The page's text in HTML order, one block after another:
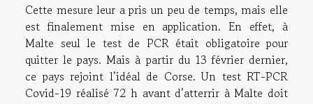
Cette mesure leur a pris un peu de temps, mais elle
est finalement mise en application. En effet, à
Malte seul le test de PCR était obligatoire pour
quitter le pays. Mais à partir du 13 février dernier,
ce pays rejoint l’idéal de Corse. Un test RT-PCR
Covid-19 réalisé 72 h avant d’atterrir à Malte doit